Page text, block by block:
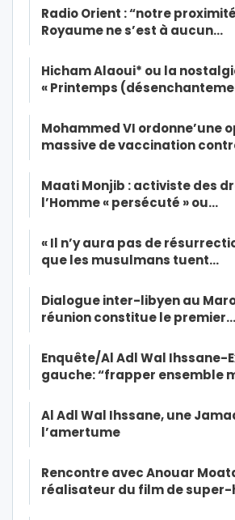
Radio Orient : “notre
Royaume ne s’est à aucun…
Hicham Alaoui* ou la
« Printemps
Mohammed VI ordonne’une
massive de vaccination
Maati Monjib : activiste des
l’Homme « persécuté » ou…
« Il n’y aura pas de
que les musulmans tuent…
Dialogue inter-libyen au
réunion constitue le premier…
Enquête/Al Adl Wal Ihssane-
gauche: “frapper ensemble
Al Adl Wal Ihssane, une
l’amertume
Rencontre avec Anouar
réalisateur du film de